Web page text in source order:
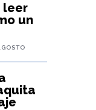
leer
un